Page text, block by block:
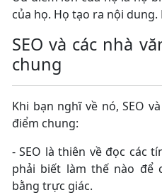
của họ. Họ tạo ra nội
SEO và các nhà
chung
Khi bạn nghĩ về nó, SEO
điểm chung:
- SEO là thiên về đọc các
phải biết làm thế nào để
bằng trực giác.